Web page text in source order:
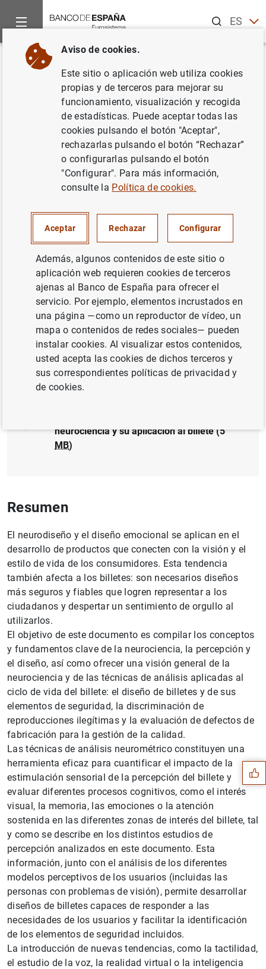
ESEN
Inicio Publicaciones
Volver
Conceptos, fundamentos y
herramientas de neurociencia y
su aplicación al billete
EFECTIVO, MONEDAS Y BILLETES
INTELIGENCIA ARTIFICIAL Y BIG DATA
BCE, EUROSISTEMA INNOVACIÓN E I+D
Documento completo
neurociencia y su aplicación al billete (5
MB)
Resumen
El neurodiseño y el diseño emocional se aplican en el
desarrollo de productos que conecten con la visión y el
estilo de vida de los consumidores. Esta tendencia
también afecta a los billetes: son necesarios diseños
más seguros y fiables que logren representar a los
ciudadanos y despertar un sentimiento de orgullo al
utilizarlos.
El objetivo de este documento es compilar los conceptos
y fundamentos clave de la neurociencia, la percepción y
el diseño, así como ofrecer una visión general de la
neurociencia y de las técnicas de análisis aplicadas al
ciclo de vida del billete: el diseño de billetes y de sus
elementos de seguridad, la discriminación de
reproducciones ilegítimas y la evaluación de defectos de
fabricación para la gestión de la calidad.
Las técnicas de análisis neurométrico constituyen una
herramienta eficaz para cuantificar el impacto de la
estimulación sensorial de la percepción del billete y
evaluar diferentes procesos cognitivos, como el interés
visual, la memoria, las emociones o la atención
sostenida en las diferentes zonas de interés del billete, tal
y como se describe en los distintos estudios de
percepción analizados en este documento. Esta
información, junto con el análisis de los diferentes
modelos perceptivos de los usuarios (incluidas las
personas con problemas de visión), permite desarrollar
diseños de billetes capaces de responder a las
necesidades de los usuarios y facilitar la identificación
de los elementos de seguridad incluidos.
La introducción de nuevas tendencias, como la tactilidad,
el estudio de la voz, la realidad virtual o la inteligencia
Sugerencias
1 2
Aviso de cookies.
Este sitio o aplicación web utiliza cookies
propias y de terceros para mejorar su
funcionamiento, visualización y recogida
de estadísticas. Puede aceptar todas las
cookies pulsando el botón "Aceptar",
rechazarlas pulsando el botón “Rechazar”
o configurarlas pulsando el botón
"Configurar". Para más información,
consulte la Política de cookies.
Aceptar Rechazar Configurar
Además, algunos contenidos de este sitio o
aplicación web requieren cookies de terceros
ajenas al Banco de España para ofrecer el
servicio. Por ejemplo, elementos incrustados en
una página —como un reproductor de vídeo, un
mapa o contenidos de redes sociales— pueden
instalar cookies. Al visualizar estos contenidos,
usted acepta las cookies de dichos terceros y
sus correspondientes políticas de privacidad y
de cookies.